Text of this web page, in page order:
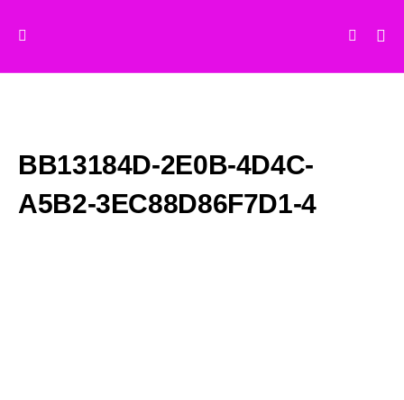
BB13184D-2E0B-4D4C-
A5B2-3EC88D86F7D1-4